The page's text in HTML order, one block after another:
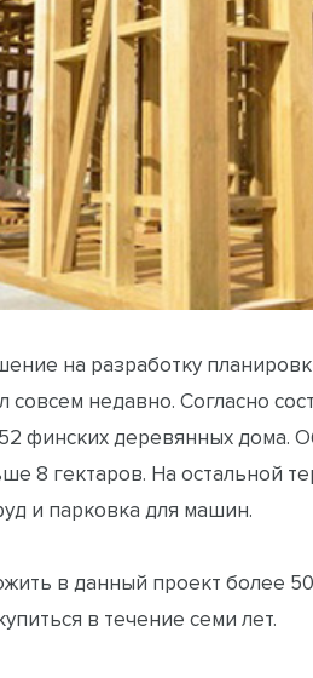
на разработку
совсем недавно. Согласно
финских деревянных дома.
8 гектаров. На остальной
и парковка для машин.
в данный проект более
в течение семи лет.